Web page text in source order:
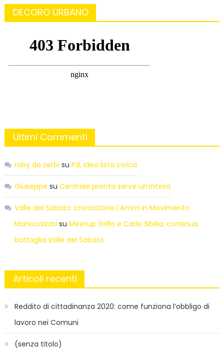
DECORO URBANO
Ultimi Commenti
roby de zerbi su Pd, idea lista civica
Giuseppe su Centrale pronta serve un’intesa
Valle del Sabato: cronostoria | Amici in Movimento
Manocalzati su Meetup Grillo e Carlo Sibilia, continua
battaglia Valle del Sabato
Articoli recenti
Reddito di cittadinanza 2020: come funziona l’obbligo di
lavoro nei Comuni
(senza titolo)